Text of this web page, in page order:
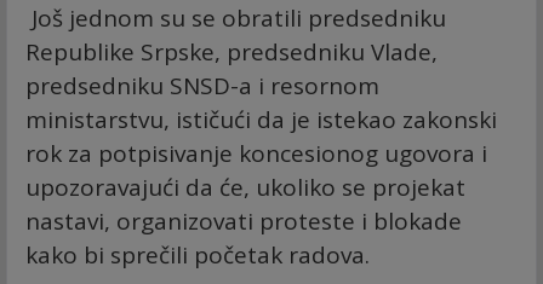
Još jednom su se obratili predsedniku
Republike Srpske, predsedniku Vlade,
predsedniku SNSD-a i resornom
ministarstvu, ističući da je istekao zakonski
rok za potpisivanje koncesionog ugovora i
upozoravajući da će, ukoliko se projekat
nastavi, organizovati proteste i blokade
kako bi sprečili početak radova.